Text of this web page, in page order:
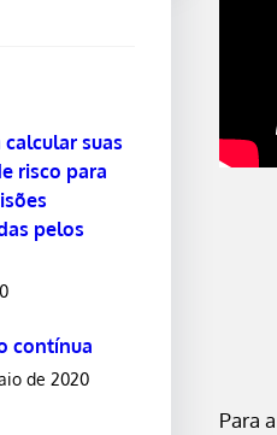
suas
risco para
pelos
contínua
de 2020
Para